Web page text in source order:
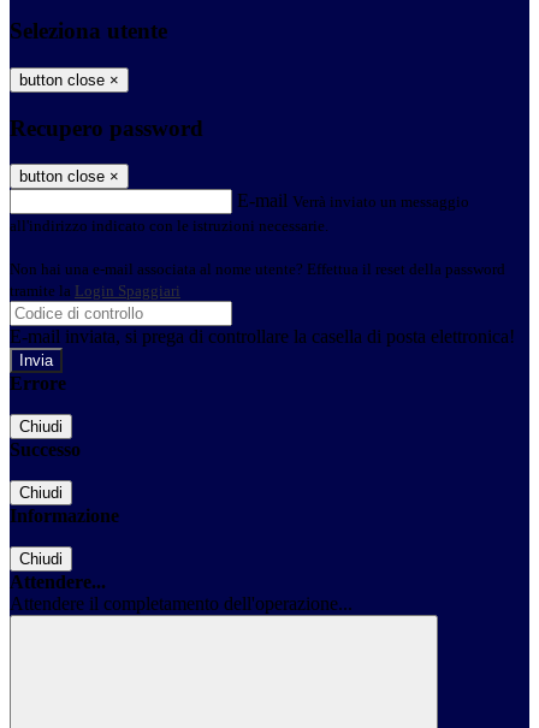
Seleziona utente
button close ×
Recupero password
button close ×
E-mail Verrà inviato un messaggio
all'indirizzo indicato con le istruzioni necessarie.
Non hai una e-mail associata al nome utente? Effettua il reset della password
tramite la Login Spaggiari
E-mail inviata, si prega di controllare la casella di posta elettronica!
Errore
Chiudi
Successo
Chiudi
Informazione
Chiudi
Attendere...
Attendere il completamento dell'operazione...